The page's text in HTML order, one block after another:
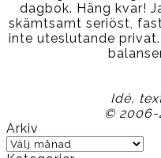
dagbok. Häng kvar!
skämtsamt seriöst,
inte uteslutande
Idé,
© 2006-
Arkiv
Arkiv